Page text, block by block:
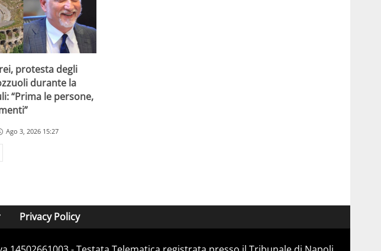
protesta degli
durante la
“Prima le persone,
Ago 3, 2026 15:27
Privacy Policy